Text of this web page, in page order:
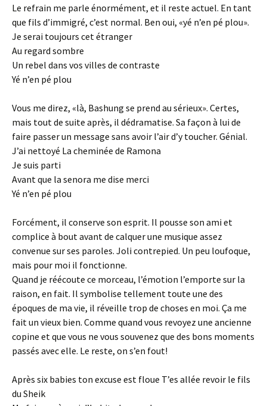
Le refrain me parle énormément, et il reste actuel. En tant
que fils d’immigré, c’est normal. Ben oui, «yé n’en pé plou».
Je serai toujours cet étranger
Au regard sombre
Un rebel dans vos villes de contraste
Yé n’en pé plou
Vous me direz, «là, Bashung se prend au sérieux». Certes,
mais tout de suite après, il dédramatise. Sa façon à lui de
faire passer un message sans avoir l’air d’y toucher. Génial.
J’ai nettoyé La cheminée de Ramona
Je suis parti
Avant que la senora me dise merci
Yé n’en pé plou
Forcément, il conserve son esprit. Il pousse son ami et
complice à bout avant de calquer une musique assez
convenue sur ses paroles. Joli contrepied. Un peu loufoque,
mais pour moi il fonctionne.
Quand je réécoute ce morceau, l’émotion l’emporte sur la
raison, en fait. Il symbolise tellement toute une des
époques de ma vie, il réveille trop de choses en moi. Ça me
fait un vieux bien. Comme quand vous revoyez une ancienne
copine et que vous ne vous souvenez que des bons moments
passés avec elle. Le reste, on s’en fout!
Après six babies ton excuse est floue T’es allée revoir le fils
du Sheik